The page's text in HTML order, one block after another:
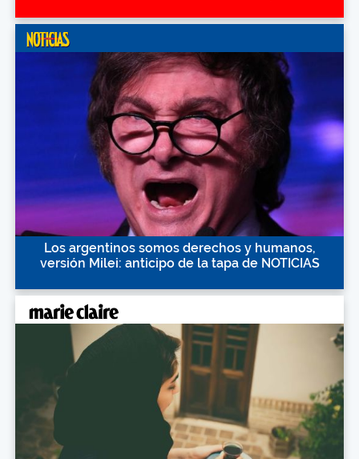
Los argentinos somos derechos y humanos,
versión Milei: anticipo de la tapa de NOTICIAS